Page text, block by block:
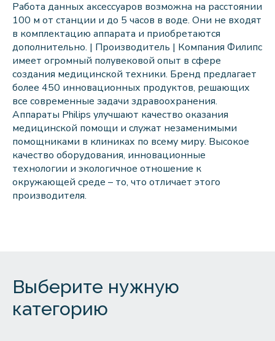
Работа данных аксессуаров возможна на расстоянии
100 м от станции и до 5 часов в воде. Они не входят
в комплектацию аппарата и приобретаются
дополнительно. | Производитель | Компания Филипс
имеет огромный полувековой опыт в сфере
создания медицинской техники. Бренд предлагает
более 450 инновационных продуктов, решающих
все современные задачи здравоохранения.
Аппараты Philips улучшают качество оказания
медицинской помощи и служат незаменимыми
помощниками в клиниках по всему миру. Высокое
качество оборудования, инновационные
технологии и экологичное отношение к
окружающей среде – то, что отличает этого
производителя.
Выберите нужную
категорию